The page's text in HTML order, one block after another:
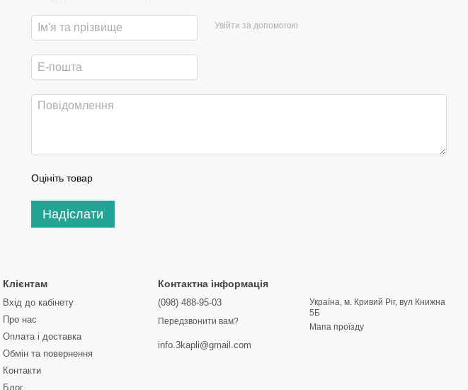
Увійти за допомогою
Оцініть товар
Надіслати
Клієнтам
Вхід до кабінету
Про нас
Оплата і доставка
Обмін та повернення
Контакти
Блог
Контактна інформація
(098) 488-95-03
Передзвонити вам?
info.3kapli@gmail.com
Україна, м. Кривий Ріг, вул Книжна
5Б
Мапа проїзду